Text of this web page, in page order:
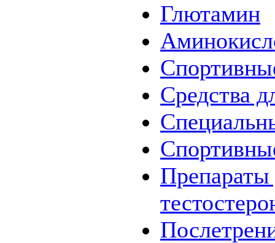
Глютамин
Средства